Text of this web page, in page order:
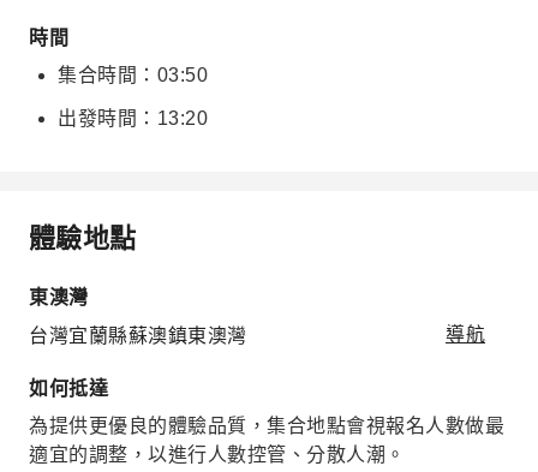
時間
集合時間：03:50
出發時間：13:20
體驗地點
東澳灣
台灣宜蘭縣蘇澳鎮東澳灣
導航
如何抵達
為提供更優良的體驗品質，集合地點會視報名人數做最
適宜的調整，以進行人數控管、分散人潮。